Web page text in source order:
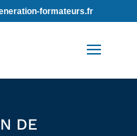
formateurs.fr
DE